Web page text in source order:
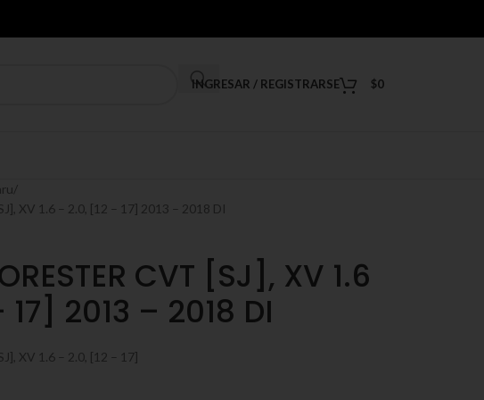
INGRESAR / REGISTRARSE $0
XV 1.6 – 2.0, [12 – 17] 2013 – 2018 DI
CVT [SJ], XV 1.6
2013 – 2018 DI
XV 1.6 – 2.0, [12 – 17]